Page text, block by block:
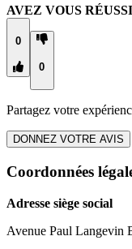
AVEZ VOUS
0
0
Partagez votre
DONNEZ VOTRE AVIS
Coordonnées
Adresse siège social
Avenue Paul Langevin